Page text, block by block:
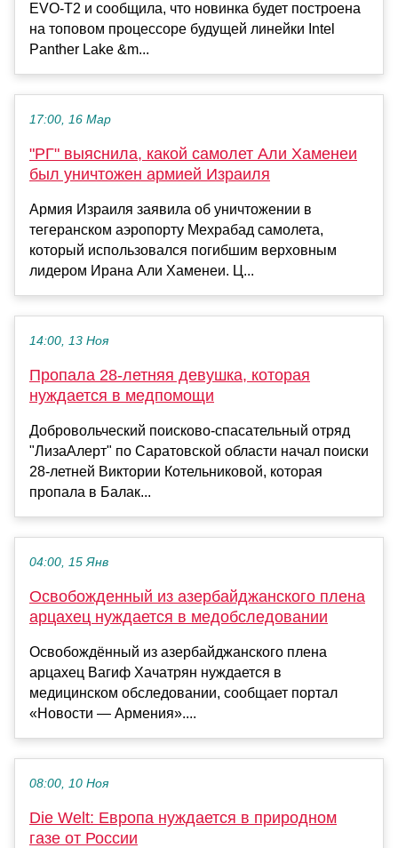
EVO-T2 и сообщила, что новинка будет построена
на топовом процессоре будущей линейки Intel
Panther Lake &m...
17:00, 16 Мар
"РГ" выяснила, какой самолет Али Хаменеи
был уничтожен армией Израиля
Армия Израиля заявила об уничтожении в
тегеранском аэропорту Мехрабад самолета,
который использовался погибшим верховным
лидером Ирана Али Хаменеи. Ц...
14:00, 13 Ноя
Пропала 28-летняя девушка, которая
нуждается в медпомощи
Добровольческий поисково-спасательный отряд
"ЛизаАлерт" по Саратовской области начал поиски
28-летней Виктории Котельниковой, которая
пропала в Балак...
04:00, 15 Янв
Освобожденный из азербайджанского плена
арцахец нуждается в медобследовании
Освобождённый из азербайджанского плена
арцахец Вагиф Хачатрян нуждается в
медицинском обследовании, сообщает портал
«Новости — Армения»....
08:00, 10 Ноя
Die Welt: Европа нуждается в природном
газе от России